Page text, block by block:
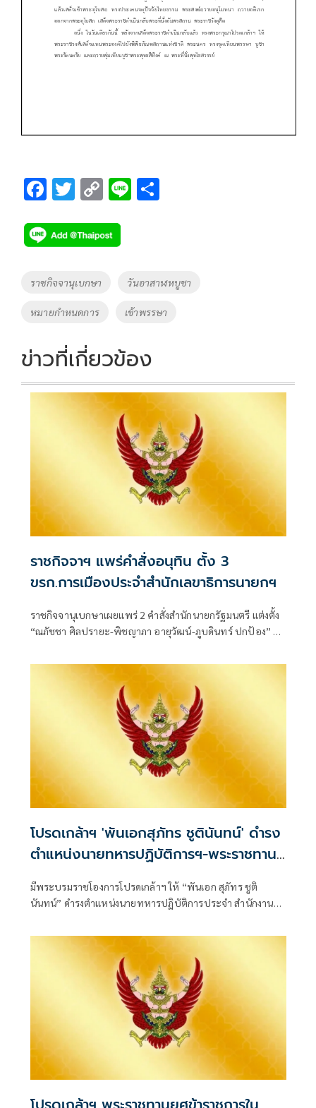
F
e
b
o
o
k
T
tt
er
C
p
y
Li
Tags
ราชกิจจานุเบกษา วันอาสาฬหบูชา
หมายกำหนดการ เข้าพรรษา
ข่าวที่เกี่ยวข้อง
ราชกิจจาฯ แพร่คำสั่งอนุทิน ตั้ง 3
ขรก.การเมืองประจำสำนักเลขาธิการนายกฯ
ราชกิจจานุเบกษาเผยแพร่ 2 คำสั่งสำนักนายกรัฐมนตรี แต่งตั้ง
“ณภัชชา ศิลปรายะ-พิชญาภา อายุวัฒน์-ภูบดินทร์ ปกป้อง” นั่ง
รัฐมนตรี มีผลตั้งแต่ 27 ก
โปรดเกล้าฯ 'พันเอกสุภัทร ชูตินันทน์' ดำรง
ตำแหน่งนายทหารปฏิบัติการฯ-พระราชทาน
มีพระบรมราชโองการโปรดเกล้าฯ ให้ “พันเอก สุภัทร ชูติ
นันทน์” ดำรงตำแหน่งนายทหารปฏิบัติการประจำ สำนักงาน